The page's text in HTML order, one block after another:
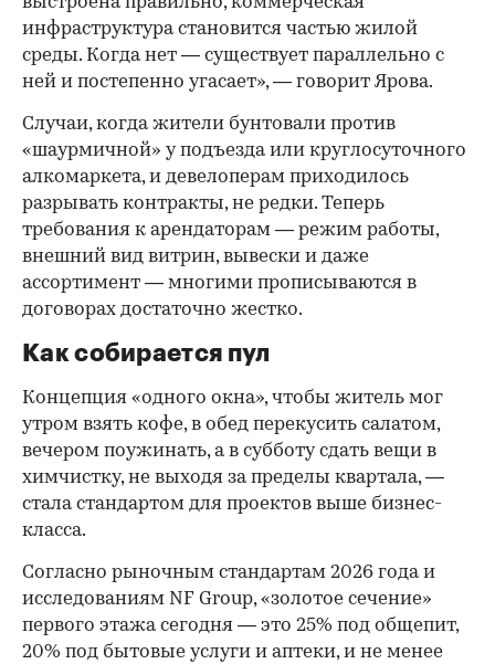
инфраструктура становится частью жилой
среды. Когда нет — существует параллельно с
ней и постепенно угасает», — говорит Ярова.
Случаи, когда жители бунтовали против
«шаурмичной» у подъезда или круглосуточного
алкомаркета, и девелоперам приходилось
разрывать контракты, не редки. Теперь
требования к арендаторам — режим работы,
внешний вид витрин, вывески и даже
ассортимент — многими прописываются в
договорах достаточно жестко.
Как собирается пул
Концепция «одного окна», чтобы житель мог
утром взять кофе, в обед перекусить салатом,
вечером поужинать, а в субботу сдать вещи в
химчистку, не выходя за пределы квартала, —
стала стандартом для проектов выше бизнес-
класса.
Согласно рыночным стандартам 2026 года и
исследованиям NF Group, «золотое сечение»
первого этажа сегодня — это 25% под общепит,
20% под бытовые услуги и аптеки, и не менее